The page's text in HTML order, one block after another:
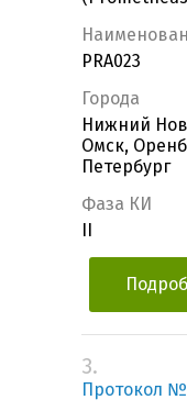
PRA023
Города
Нижний
Омск,
Петербург
Фаза КИ
3.
Протокол №